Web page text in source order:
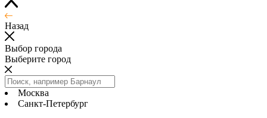
Назад
Выбор города
Выберите город
Москва
Санкт-Петербург